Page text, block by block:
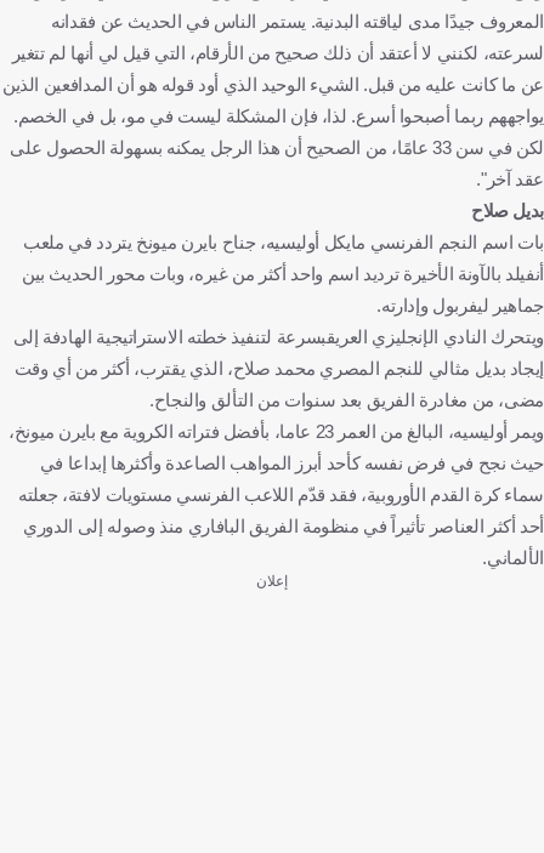
المعروف جيدًا مدى لياقته البدنية. يستمر الناس في الحديث عن فقدانه
لسرعته، لكنني لا أعتقد أن ذلك صحيح من الأرقام، التي قيل لي أنها لم تتغير
عن ما كانت عليه من قبل. الشيء الوحيد الذي أود قوله هو أن المدافعين الذين
يواجههم ربما أصبحوا أسرع. لذا، فإن المشكلة ليست في مو، بل في الخصم.
لكن في سن 33 عامًا، من الصحيح أن هذا الرجل يمكنه بسهولة الحصول على
عقد آخر".
بديل صلاح
بات اسم النجم الفرنسي مايكل أوليسيه، جناح بايرن ميونخ يتردد في ملعب
أنفيلد بالآونة الأخيرة ترديد اسم واحد أكثر من غيره، وبات محور الحديث بين
جماهير ليفربول وإدارته.
ويتحرك النادي الإنجليزي العريقبسرعة لتنفيذ خطته الاستراتيجية الهادفة إلى
إيجاد بديل مثالي للنجم المصري محمد صلاح، الذي يقترب، أكثر من أي وقت
مضى، من مغادرة الفريق بعد سنوات من التألق والنجاح.
ويمر أوليسيه، البالغ من العمر 23 عاما، بأفضل فتراته الكروية مع بايرن ميونخ،
حيث نجح في فرض نفسه كأحد أبرز المواهب الصاعدة وأكثرها إبداعا في
سماء كرة القدم الأوروبية، فقد قدّم اللاعب الفرنسي مستويات لافتة، جعلته
أحد أكثر العناصر تأثيراً في منظومة الفريق البافاري منذ وصوله إلى الدوري
الألماني.
إعلان